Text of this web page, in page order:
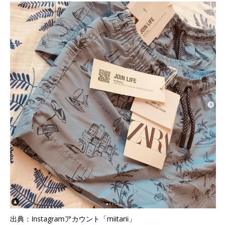
出典：Instagramアカウント「miitarii」